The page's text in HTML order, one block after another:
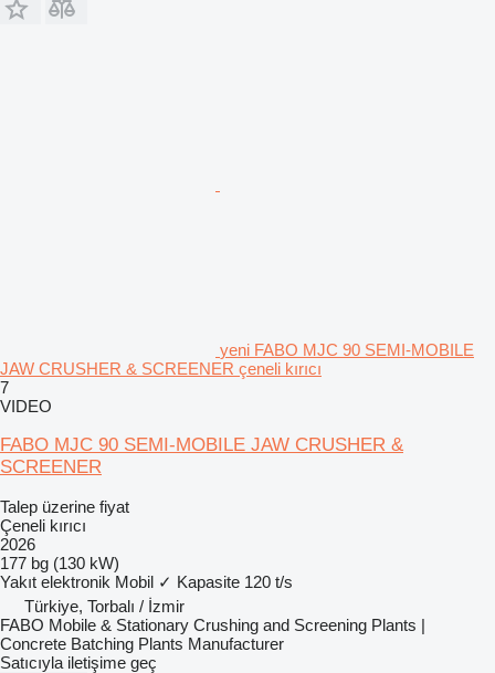
yeni FABO MJC 90 SEMI-MOBILE
JAW CRUSHER & SCREENER çeneli kırıcı
7
VIDEO
FABO MJC 90 SEMI-MOBILE JAW CRUSHER &
SCREENER
Talep üzerine fiyat
Çeneli kırıcı
2026
177 bg (130 kW)
Yakıt elektronik Mobil ✓ Kapasite 120 t/s
Türkiye, Torbalı / İzmir
FABO Mobile & Stationary Crushing and Screening Plants |
Concrete Batching Plants Manufacturer
Satıcıyla iletişime geç